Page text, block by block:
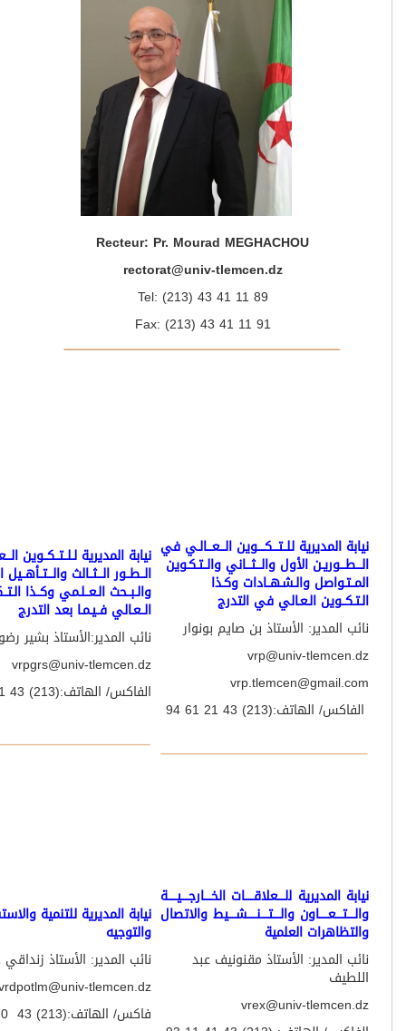
Recteur: Pr. Mourad MEGHACHOU
rectorat@univ-tlemcen.dz
Tel: (213) 43 41 11 89
Fax: (213) 43 41 11 91
المديرية للــﺘـــﻜــــﻮﻳﻦ اﻟـــﻌـــﺎﻟـﻲ ﻓﻲ
اﻷول واﻟـــﺜـــﺎﻧﻲ واﻟــﺘـﻜـﻮﻳﻦ
واﻟـﺸـﻬــﺎدات وﻛـﺬا
اﻟـﻌـﺎﻟﻲ ﻓﻲ اﻟﺘﺪرج
المدير: الأستاذ بن صايم بونوار
vrp@univ-
الهاتف:(213) 43 21 61 94
نيابة المديرية ﻟـلــﺘــﻜــﻮﻳﻦ اﻟـــﻌــﺎﻟﻲ ﻓـﻲ
اﻟــﻄــﻮر اﻟـــﺜــﺎﻟﺚ واﻟـــﺘــﺄﻫــﻴﻞ االجـﺎﻣــﻌﻲ
واﻟـﺒــﺤﺚ اﻟـﻌــﻠـﻤﻲ وﻛــﺬا اﻟـﺘــﻜـﻮﻳﻦ
اﻟــﻌـﺎﻟﻲ ﻓــﻴـﻤـﺎ ﺑﻌﺪ اﻟﺘﺪرج
نائب المدير:الأستاذ بشير رضوان
vrpgrs@univ-tlemcen.dz
الفاكس/ الهاتف:(213) 43 21 61 92.
ﻟلــــﻌﻼﻗـــــﺎت الخــــﺎرﺟــــﻴـــــﺔ
واﻟــــﺘــــﻨـــــﺸــــﻴﻂ واﻻﺗﺼﺎل
اﻟﻌﻠﻤﻴﺔ
المدير: الأستاذ مقنونيف عبد
vrex@univ-
نيابة المديرية للتنمية واﻻﺳﺘﺸﺮاف
نائب المدير: الأستاذ زنداقي جواد
vrdpotlm@univ-tlemcen.dz
فاكس/ الهاتف:(213) 43 20 70 44